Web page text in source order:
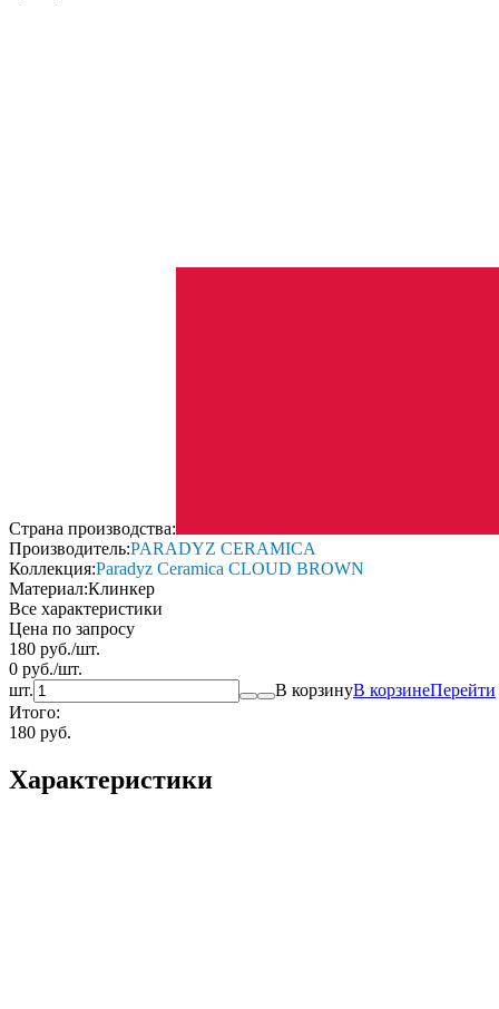
Страна производства:
Производитель:PARADYZ CERAMICA
Коллекция:Paradyz Ceramica CLOUD BROWN
Материал:Клинкер
Все характеристики
Цена по запросу
180 руб./шт.
0 руб./шт.
шт.
В корзинуВ корзинеПерейти
Итого:
180 руб.
Характеристики